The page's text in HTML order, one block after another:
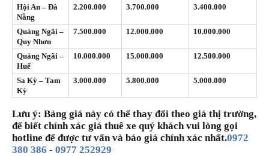
Hội An – Đà
Nẵng
2.200.000 3.700.000 3.400.000
Quảng Ngãi –
Quy Nhơn
7.500.000 12.000.000 10.000.000
Quảng Ngãi –
Huế
10.000.000 15.000.000 12.500.000
Sa Kỳ – Tam
Kỳ
3.000.000 5.800.000 5.000.000
Lưu ý: Bảng giá này có thể thay đổi theo giá thị trường,
để biết chính xác giá thuê xe quý khách vui lòng gọi
hotline để được tư vấn và báo giá chính xác nhất.0972
380 386 - 0977 252929